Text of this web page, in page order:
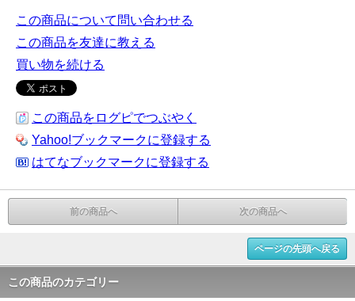
この商品について問い合わせる
この商品を友達に教える
買い物を続ける
この商品をログピでつぶやく
Yahoo!ブックマークに登録する
はてなブックマークに登録する
前の商品へ 次の商品へ
ページの先頭へ戻る
この商品のカテゴリー